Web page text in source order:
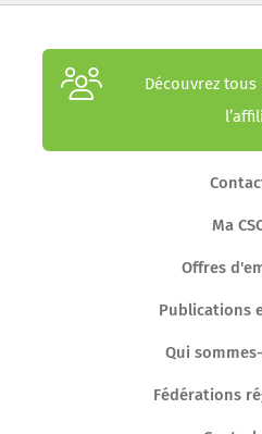
Découvrez
Ma
Offres
Publications
Qui
Fédérations